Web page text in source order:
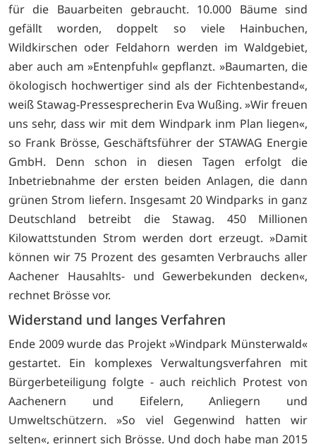
für die Bauarbeiten gebraucht. 10.000 Bäume sind
gefällt worden, doppelt so viele Hainbuchen,
Wildkirschen oder Feldahorn werden im Waldgebiet,
aber auch am »Entenpfuhl« gepflanzt. »Baumarten, die
ökologisch hochwertiger sind als der Fichtenbestand«,
weiß Stawag-Pressesprecherin Eva Wußing. »Wir freuen
uns sehr, dass wir mit dem Windpark inm Plan liegen«,
so Frank Brösse, Geschäftsführer der STAWAG Energie
GmbH. Denn schon in diesen Tagen erfolgt die
Inbetriebnahme der ersten beiden Anlagen, die dann
grünen Strom liefern. Insgesamt 20 Windparks in ganz
Deutschland betreibt die Stawag. 450 Millionen
Kilowattstunden Strom werden dort erzeugt. »Damit
können wir 75 Prozent des gesamten Verbrauchs aller
Aachener Hausahlts- und Gewerbekunden decken«,
rechnet Brösse vor.
Widerstand und langes Verfahren
Ende 2009 wurde das Projekt »Windpark Münsterwald«
gestartet. Ein komplexes Verwaltungsverfahren mit
Bürgerbeteiligung folgte - auch reichlich Protest von
Aachenern und Eifelern, Anliegern und
Umweltschützern. »So viel Gegenwind hatten wir
selten«, erinnert sich Brösse. Und doch habe man 2015